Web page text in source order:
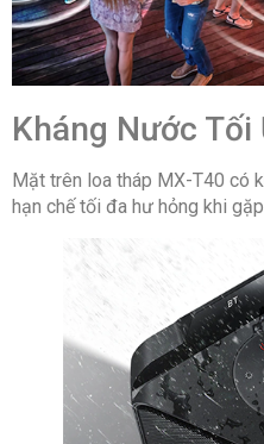
Kháng Nước Tối
Mặt trên loa tháp MX-T40 có
hạn chế tối đa hư hỏng khi